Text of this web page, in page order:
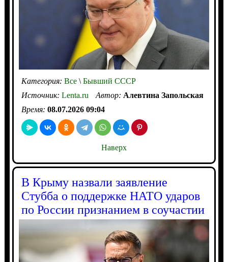
Категория: Все\Бывший СССР
Источник: Lenta.ru Автор: Алевтина Запольская
Время: 08.07.2026 09:04
Наверх
В Крыму назвали заявление
Стубба о поддержке НАТО ударов
по России признанием в соучастии